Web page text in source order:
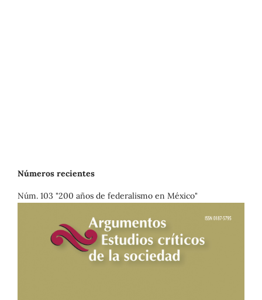
Números recientes
Núm. 103 "200 años de federalismo en México"